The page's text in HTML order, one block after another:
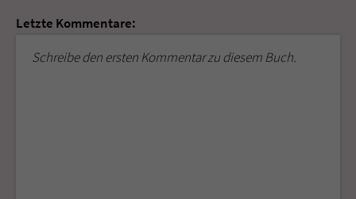
Letzte Kommentare:
Schreibe den ersten Kommentar zu diesem Buch.